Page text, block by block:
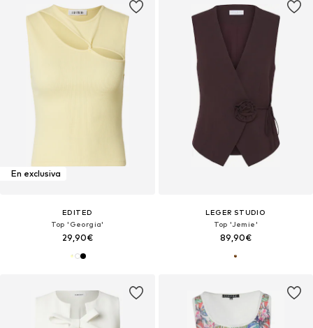
En exclusiva
EDITED
Top 'Georgia'
29,90€
LEGER STUDIO
Top 'Jemie'
89,90€